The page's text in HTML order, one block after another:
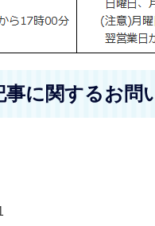
事に関するお問